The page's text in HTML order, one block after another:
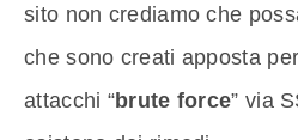
sito non crediamo che
che sono creati apposta
attacchi “brute force” via